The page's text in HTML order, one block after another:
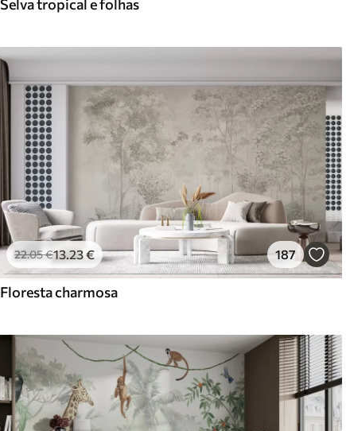
Selva tropical e folhas
22.05€13.23€ 187
Floresta charmosa